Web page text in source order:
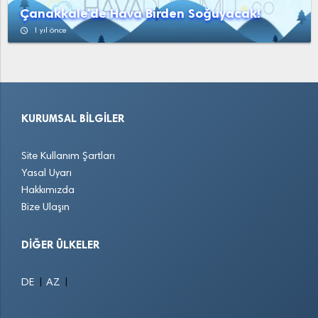
Çanakkale'de Hava Birden Soğuyacak!
access_time 1 yıl önce
KURUMSAL BILGILER
Site Kullanım Şartları
Yasal Uyarı
Hakkımızda
Bize Ulaşın
DIĞER ÜLKELER
DE AZ